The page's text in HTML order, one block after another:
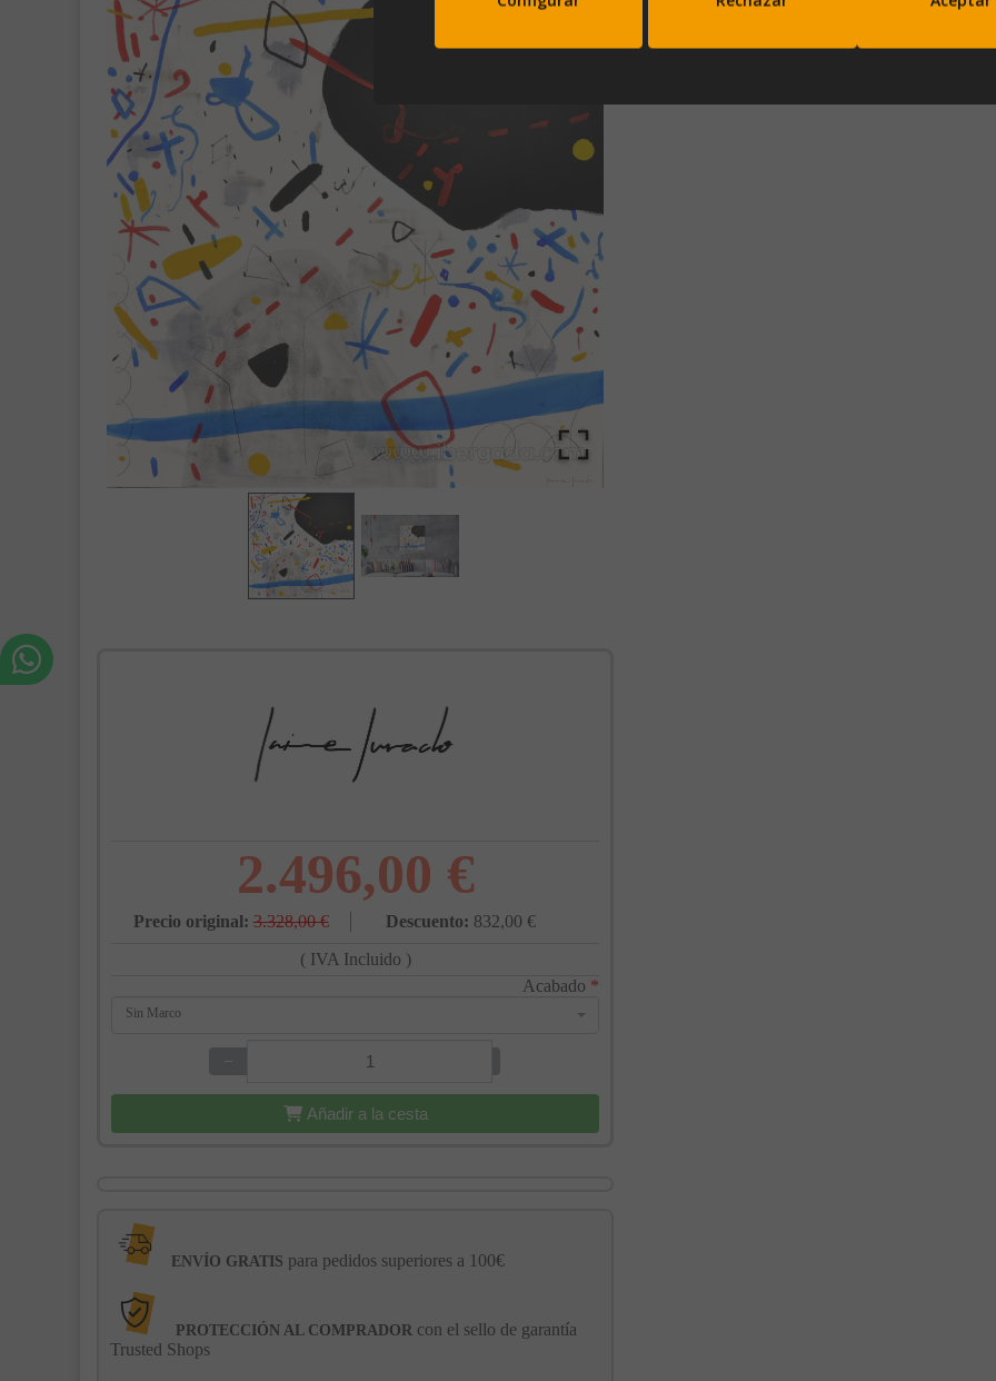
2.496,00 €
Precio original: 3.328,00 € Descuento: 832,00 €
( IVA Incluido )
Acabado *
Sin Marco
−
Añadir a la cesta
ENVÍO GRATIS para pedidos superiores a 100€
PROTECCIÓN AL COMPRADOR con el sello de garantía
Trusted Shops
Subscríbete a nuestra newsletter y
10% de descuento en tu primera
Al unirte expresas tu consentimiento para recibir comunicaciones comerciales de IBERGADA. Puedes
cualquier momento. Consulta nuestra Política de Privacidad para más información.